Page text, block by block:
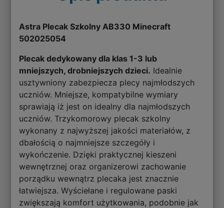
Astra Plecak Szkolny AB330 Minecraft
502025054
Plecak dedykowany dla klas 1-3 lub
mniejszych, drobniejszych dzieci. Idealnie
usztywniony zabezpiecza plecy najmłodszych
uczniów. Mniejsze, kompatybilne wymiary
sprawiają iż jest on idealny dla najmłodszych
uczniów. Trzykomorowy plecak szkolny
wykonany z najwyższej jakości materiałów, z
dbałością o najmniejsze szczegóły i
wykończenie. Dzięki praktycznej kieszeni
wewnętrznej oraz organizerowi zachowanie
porządku wewnątrz plecaka jest znacznie
łatwiejsza. Wyściełane i regulowane paski
zwiększają komfort użytkowania, podobnie jak